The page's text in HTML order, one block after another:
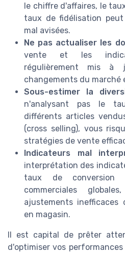
le chiffre d'affaires, le
taux de fidélisation
mal avisées.
Ne pas actualiser les
vente et les
régulièrement mis à
changements du marché
Sous-estimer la
n'analysant pas le
différents articles
(cross selling), vous
stratégies de vente
Indicateurs mal
interprétation des
taux de conversion
commerciales
ajustements
en magasin.
Il est capital de prêter
d'optimiser vos